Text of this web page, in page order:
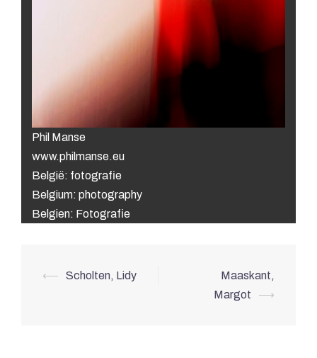
Phil Manse
www.philmanse.eu
België: fotografie
Belgium: photography
Belgien: Fotografie
Beitrags-
⟵ Scholten, Lidy
Maaskant,
Margot
⟶